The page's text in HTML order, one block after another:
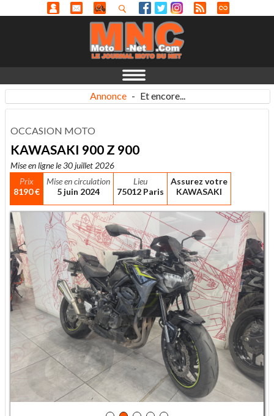
Annonce - Et encore...
OCCASION MOTO
KAWASAKI 900 Z 900
Mise en ligne le 30 juillet 2026
Prix
8190 €
Mise en circulation
5 juin 2024
Lieu
75012 Paris
Assurez votre
KAWASAKI